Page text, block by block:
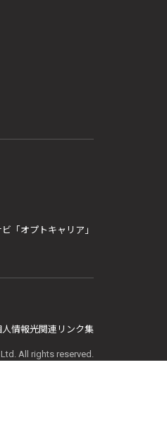
「オプトキャリア」
情報光関連リンク集
All rights reserved.